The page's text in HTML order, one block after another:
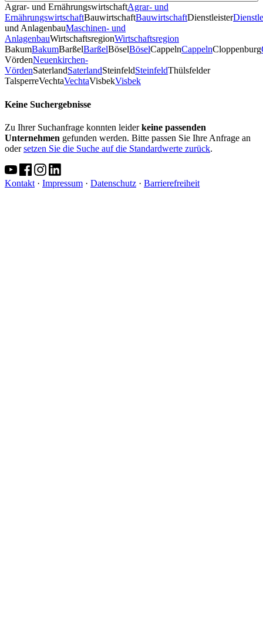
Agrar- und ErnährungswirtschaftAgrar- und
ErnährungswirtschaftBauwirtschaftBauwirtschaftDienstleister
und AnlagenbauMaschinen- und
AnlagenbauWirtschaftsregionWirtschaftsregion
BakumBakumBarßelBarßelBöselBöselCappelnCappelnCloppenburg
VördenNeuenkirchen-
VördenSaterlandSaterlandSteinfeldSteinfeldThülsfelder
TalsperreVechtaVechtaVisbekVisbek
Keine Suchergebnisse
Zu Ihrer Suchanfrage konnten leiderkeine passenden
Unternehmen gefunden werden. Bitte passen Sie Ihre Anfrage an
odersetzen Sie die Suche auf die Standardwerte zurück.
Kontakt · Impressum · Datenschutz · Barrierefreiheit